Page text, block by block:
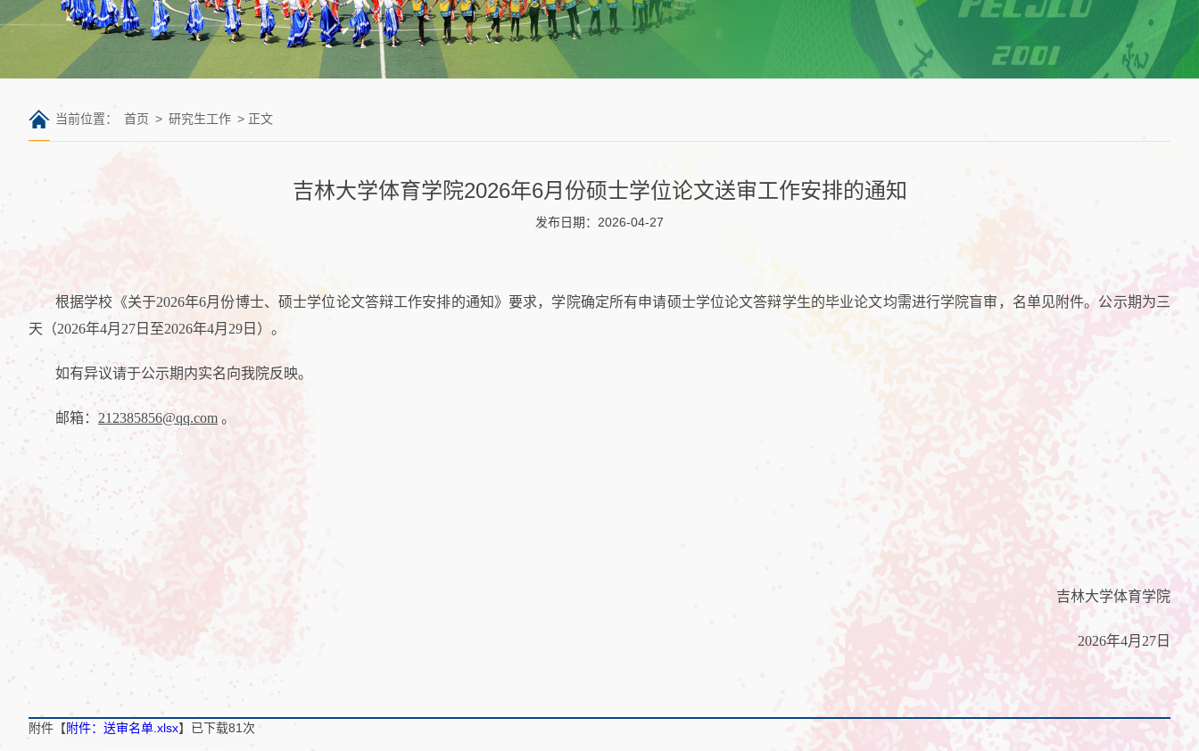
当前位置： 首页 > 研究生工作 > 正文
吉林大学体育学院2026年6月份硕士学位论文送审工作安排的通知
发布日期：2026-04-27
根据学校《关于2026年6月份博士、硕士学位论文答辩工作安排的通知》要求，学院确定所有申请硕士学位论文答辩学生的毕业论文均需进行学院盲审，名单见附件。公示期为三
天（2026年4月27日至2026年4月29日）。
如有异议请于公示期内实名向我院反映。
邮箱： 212385856@qq.com 。
吉林大学体育学院
2026年4月27日
附件【附件：送审名单.xlsx】已下载81 次